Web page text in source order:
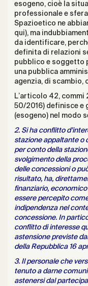
esogeno, cioè la
professionale e
Spazioetico ne
qui), ma
da identificare,
definita di relazioni
pubblico e soggetto
una pubblica
agenzia, di scambio,
L’articolo 42, commi
50/2016) definisce
(esogeno) nel modo
2. Si ha conflitto
stazione appaltante o
per conto della
svolgimento della
delle concessioni o
risultato, ha,
finanziario,
essere percepito
indipendenza nel
concessione. In
conflitto di interesse
astensione previste
della Repubblica 16
3. Il personale che
tenuto a darne
astenersi dal